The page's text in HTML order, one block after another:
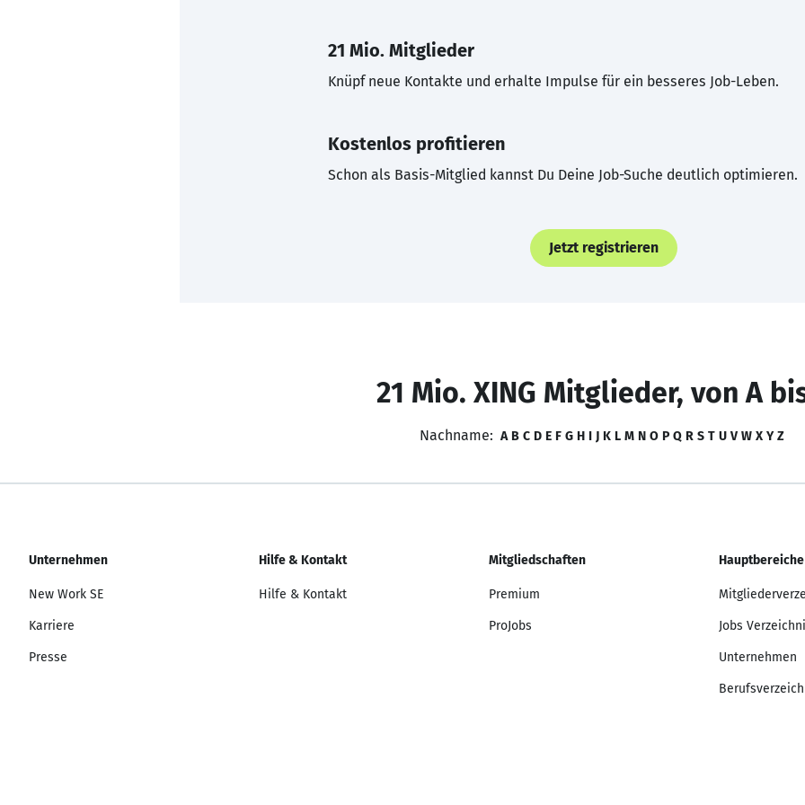
21 Mio. Mitglieder
Knüpf neue Kontakte und erhalte Impulse für ein besseres Job-Leben.
Kostenlos profitieren
Schon als Basis-Mitglied kannst Du Deine Job-Suche deutlich optimieren.
Jetzt registrieren
21 Mio. XING Mitglieder, von A
Nachname: A B C D E F G H I J K L M N O P Q R S T U V W X Y Z
Unternehmen
New Work SE
Karriere
Presse
Hilfe & Kontakt
Hilfe & Kontakt
Mitgliedschaften
Premium
ProJobs
Hauptbereiche
Jobs
Unternehmen